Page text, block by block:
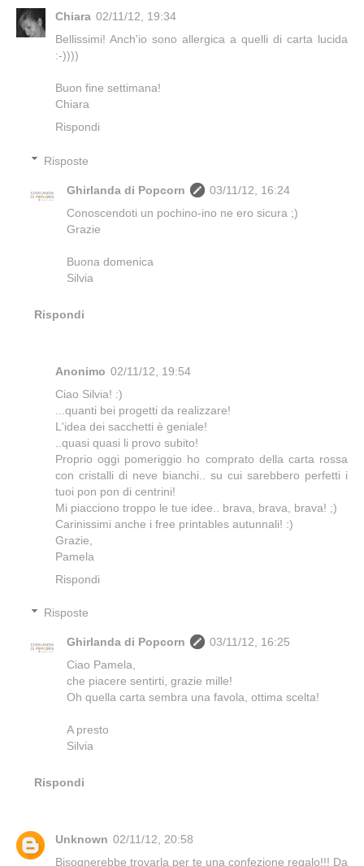
Chiara 02/11/12, 19:34
Bellissimi! Anch'io sono allergica a quelli di carta lucida
:-))))
Buon fine settimana!
Chiara
Rispondi
Risposte
Ghirlanda di Popcorn
03/11/12, 16:24
Conoscendoti un pochino-ino ne ero sicura ;)
Grazie
Buona domenica
Silvia
Rispondi
Anonimo 02/11/12, 19:54
Ciao Silvia! :)
...quanti bei progetti da realizzare!
L'idea dei sacchetti è geniale!
..quasi quasi li provo subito!
Proprio oggi pomeriggio ho comprato della carta rossa
con cristalli di neve bianchi.. su cui sarebbero perfetti i
tuoi pon pon di centrini!
Mi piacciono troppo le tue idee.. brava, brava, brava! ;)
Carinissimi anche i free printables autunnali! :)
Grazie,
Pamela
Rispondi
Risposte
Ghirlanda di Popcorn
03/11/12, 16:25
Ciao Pamela,
che piacere sentirti, grazie mille!
Oh quella carta sembra una favola, ottima scelta!
A presto
Silvia
Rispondi
Unknown 02/11/12, 20:58
Bisognerebbe trovarla per te una confezione regalo!!! Da